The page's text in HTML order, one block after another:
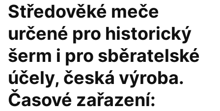
Středověké meče
určené pro historický
šerm i pro sběratelské
účely, česká výroba.
Časové zařazení: